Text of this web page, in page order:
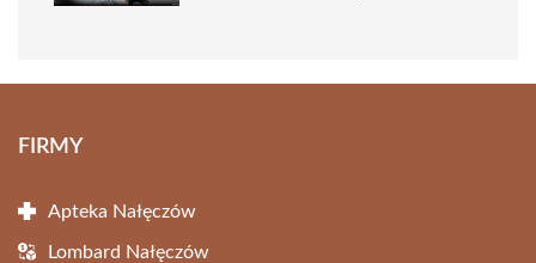
FIRMY
Apteka Nałęczów
Lombard Nałęczów